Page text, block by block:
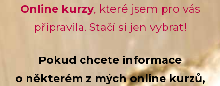
Online kurzy, které jsem pro vás
připravila. Stačí si jen vybrat!
Pokud chcete informace
o některém z mých online kurzů,